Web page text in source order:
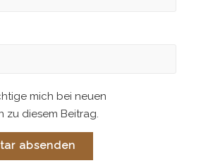
mich bei neuen
zu diesem Beitrag.